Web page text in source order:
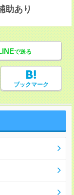
助あり
で送る
ブックマーク